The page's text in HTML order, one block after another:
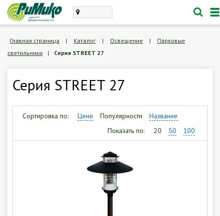
Каталог
Личный кабинет
Корзина /Пустая
8 (846) 300-47-62
Заказать обратный звонок
О компании
Главная страница | Каталог | Освещение |
Парковые
светильники
| Серия STREET 27
Серия STREET 27
Сортировка по: Цене Популярности
Название
Показать по:
20 50 100